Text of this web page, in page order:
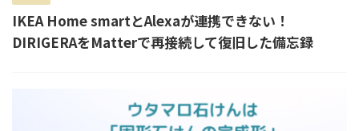
IKEA Home smartとAlexaが連携できない！
DIRIGERAをMatterで再接続して復旧した備忘録